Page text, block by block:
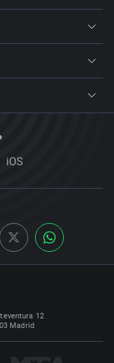
iOS
12
Madrid